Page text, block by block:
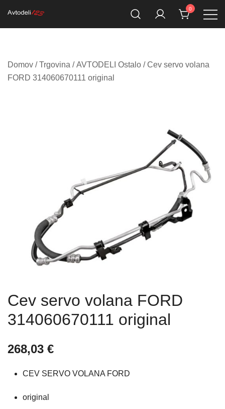
Avtodeli123.si
Prodaja rezervnih avtodelov
0
Domov /Trgovina /AVTODELI Ostalo / Cev servo volana
FORD 314060670111 original
Cev servo volana FORD
314060670111 original
268,03 €
CEV SERVO VOLANA FORD
original